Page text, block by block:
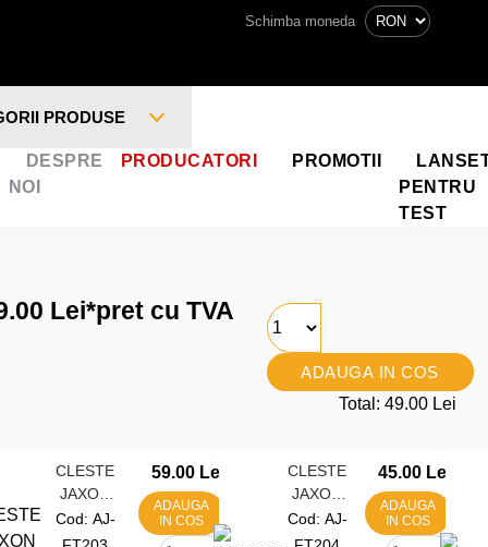
Schimba moneda
PRODUSE
DESPRE
NOI
PRODUCATORI PROMOTII
PENTRU
TEST
Lei*pret cu TVA
ADAUGA IN COS
Total: 49.00 Lei
CLESTE
JAXON
CLIMPER
PENTRU
Cod: AJ-
59.00 Lei
ADAUGA
IN COS
CLESTE
JAXON
CUTTER
17CM
Cod: AJ-
45.00 Lei
ADAUGA
IN COS